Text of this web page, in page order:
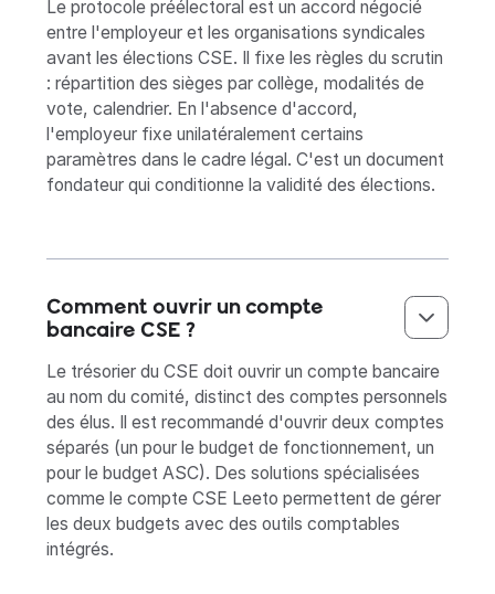
Le protocole préélectoral est un accord négocié
entre l'employeur et les organisations syndicales
avant les élections CSE. Il fixe les règles du scrutin
: répartition des sièges par collège, modalités de
vote, calendrier. En l'absence d'accord,
l'employeur fixe unilatéralement certains
paramètres dans le cadre légal. C'est un document
fondateur qui conditionne la validité des élections.
Comment ouvrir un compte
bancaire CSE ?
Le trésorier du CSE doit ouvrir un compte bancaire
au nom du comité, distinct des comptes personnels
des élus. Il est recommandé d'ouvrir deux comptes
séparés (un pour le budget de fonctionnement, un
pour le budget ASC). Des solutions spécialisées
comme le compte CSE Leeto permettent de gérer
les deux budgets avec des outils comptables
intégrés.